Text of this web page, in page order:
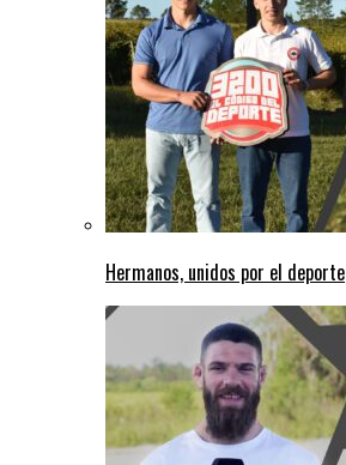
Hermanos, unidos por el deporte